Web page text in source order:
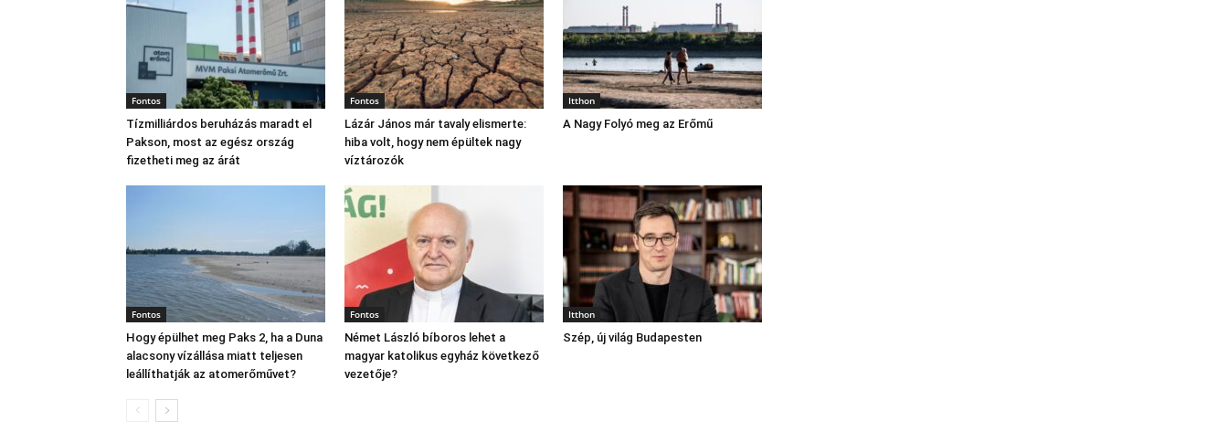
Fontos
Tízmilliárdos beruházás maradt el
Pakson, most az egész ország
fizetheti meg az árát
Fontos
Lázár János már tavaly elismerte:
hiba volt, hogy nem épültek nagy
víztározók
Itthon
A Nagy Folyó meg az Erőmű
Fontos
Hogy épülhet meg Paks 2, ha a Duna
alacsony vízállása miatt teljesen
leállíthatják az atomerőművet?
Fontos
Német László bíboros lehet a
magyar katolikus egyház következő
vezetője?
Itthon
Szép, új világ Budapesten